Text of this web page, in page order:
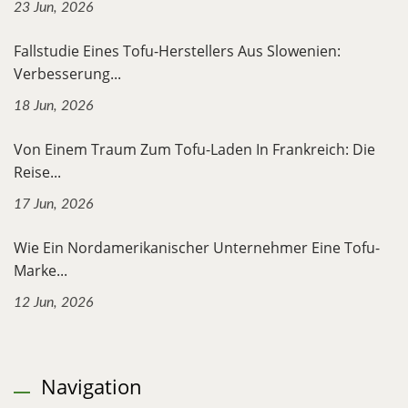
23 Jun, 2026
Fallstudie Eines Tofu-Herstellers Aus Slowenien:
Verbesserung...
18 Jun, 2026
Von Einem Traum Zum Tofu-Laden In Frankreich: Die
Reise...
17 Jun, 2026
Wie Ein Nordamerikanischer Unternehmer Eine Tofu-
Marke...
12 Jun, 2026
Navigation